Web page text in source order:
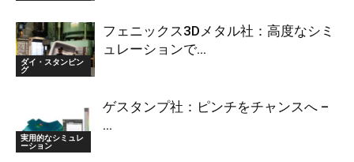
ダイ・スタンピン
グ
フェニックス3Dメタル社：高度なシミ
ュレーションで...
実用的なシミュレ
ーション
ゲスタンプ社：ピンチをチャンスへ –
...